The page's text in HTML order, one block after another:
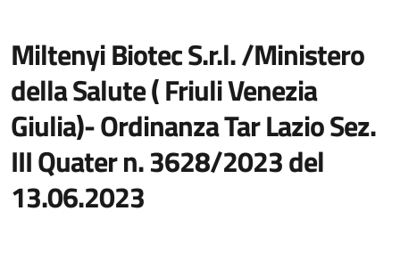
Miltenyi Biotec S.r.l. /Ministero
della Salute ( Friuli Venezia
Giulia)- Ordinanza Tar Lazio Sez.
III Quater n. 3628/2023 del
13.06.2023